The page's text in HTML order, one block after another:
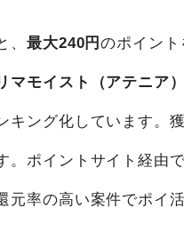
、 最大240円のポイント
マモイスト（アテニア）
キング化しています。